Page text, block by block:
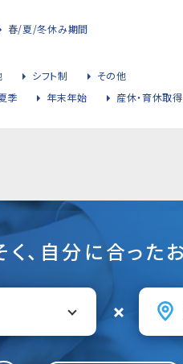
春/夏/冬休み期間
シフト制
その他
季 年末年始 産休・育休取
く、自分に合った